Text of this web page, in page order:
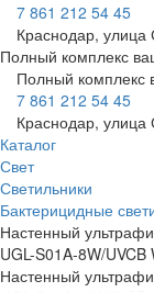
7 861 212 54 45
Краснодар,
Полный комплекс
Полный комплекс
7 861 212 54 45
Краснодар,
Каталог
Свет
Светильники
Бактерицидные
Настенный
UGL-S01A-8W/
Настенный